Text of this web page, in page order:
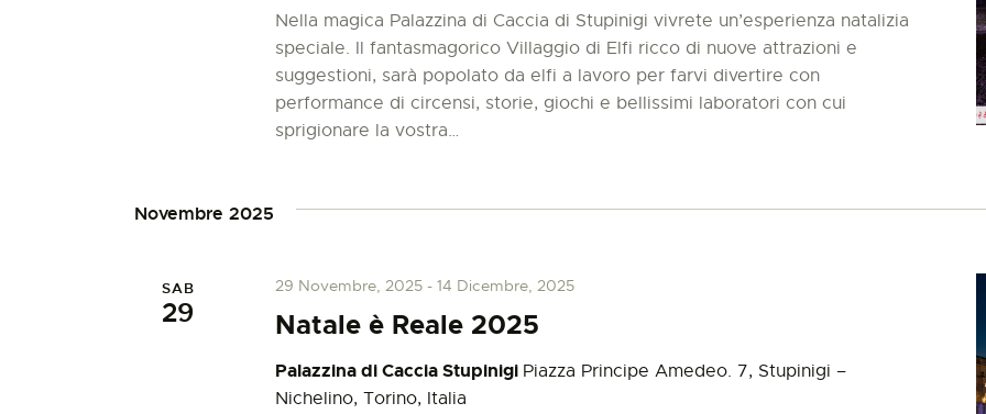
e
N
r
a
C
Nella magica Palazzina di Caccia di Stupinigi vivrete un’esperienza natalizia
speciale. Il fantasmagorico Villaggio di Elfi ricco di nuove attrazioni e
suggestioni, sarà popolato da elfi a lavoro per farvi divertire con
performance di circensi, storie, giochi e bellissimi laboratori con cui
sprigionare la vostra…
Novembre 2025
SAB
29 Natale è Reale 2025
29 Novembre, 2025- 14 Dicembre, 2025
Palazzina di Caccia Stupinigi Piazza Principe Amedeo. 7, Stupinigi –
Nichelino, Torino, Italia